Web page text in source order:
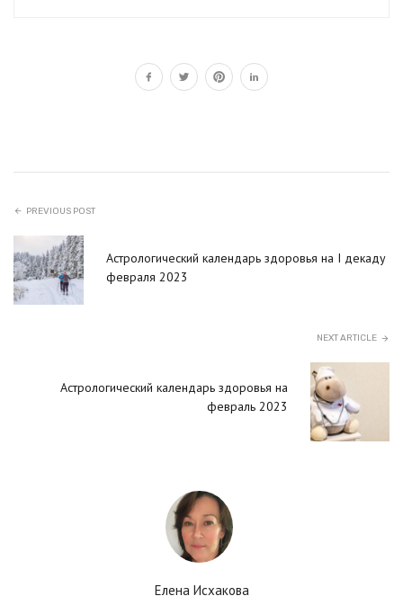
PREVIOUS POST
Астрологический календарь здоровья на I декаду
февраля 2023
NEXT ARTICLE
Астрологический календарь здоровья на
февраль 2023
Елена Исхакова